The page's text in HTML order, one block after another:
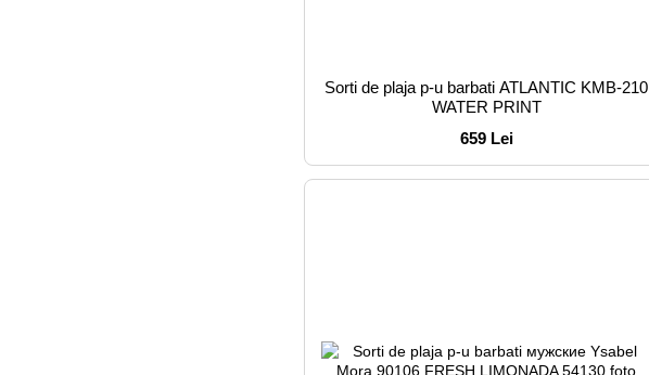
Sorti de plaja p-u barbati ATLANTIC KMB-210
WATER PRINT
659 Lei